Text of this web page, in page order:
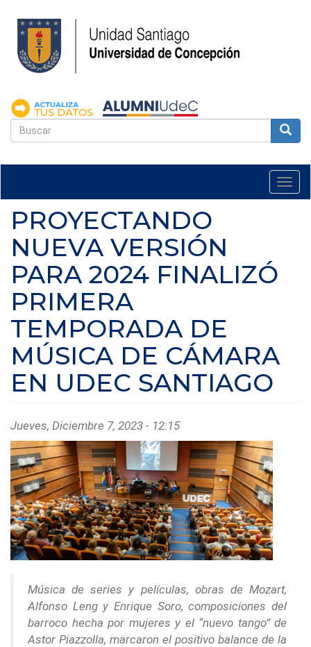
contenido
principal
FORMULARIO
PROYECTANDO
NUEVA VERSIÓN
PARA 2024 FINALIZÓ
PRIMERA
TEMPORADA DE
MÚSICA DE CÁMARA
EN UDEC SANTIAGO
Jueves, Diciembre 7, 2023 - 12:15
Música de series y películas, obras de Mozart,
Alfonso Leng y Enrique Soro, composiciones del
barroco hecha por mujeres y el “nuevo tango” de
Astor Piazzolla, marcaron el positivo balance de la